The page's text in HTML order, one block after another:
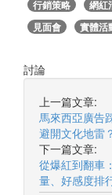
行銷策略
網紅
見面會
實體活
討論
上一篇文章:
馬來西亞廣告
避開文化地雷
下一篇文章:
從爆紅到翻車
量、好感度排